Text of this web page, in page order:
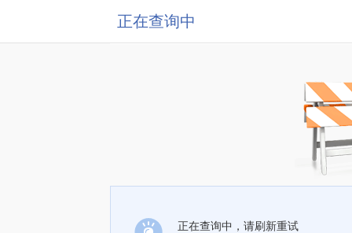
正在查询中
正在查询中，请刷新重试